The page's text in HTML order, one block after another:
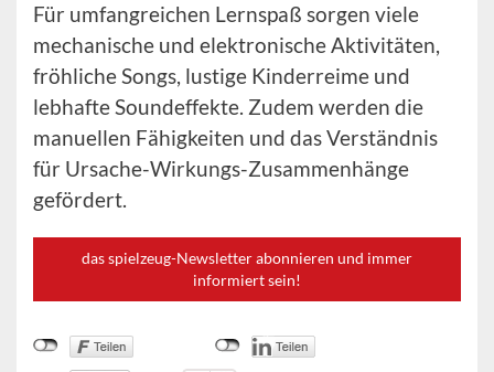
Für umfangreichen Lernspaß sorgen viele
mechanische und elektronische Aktivitäten,
fröhliche Songs, lustige Kinderreime und
lebhafte Soundeffekte. Zudem werden die
manuellen Fähigkeiten und das Verständnis
für Ursache-Wirkungs-Zusammenhänge
gefördert.
das spielzeug-Newsletter abonnieren und immer
informiert sein!